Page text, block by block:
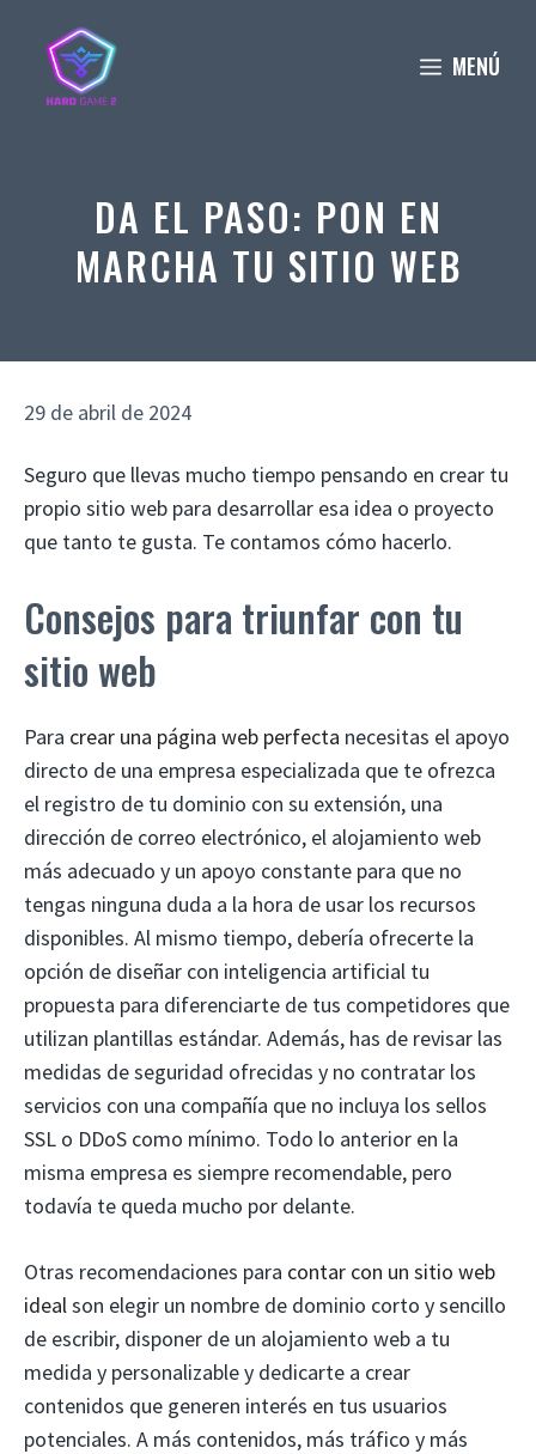
contenido
MENÚ
DA EL PASO: PON EN
MARCHA TU SITIO WEB
29 de abril de 2024
Seguro que llevas mucho tiempo pensando en crear tu
propio sitio web para desarrollar esa idea o proyecto
que tanto te gusta. Te contamos cómo hacerlo.
Consejos para triunfar con tu
sitio web
Para crear una página web perfecta necesitas el apoyo
directo de una empresa especializada que te ofrezca
el registro de tu dominio con su extensión, una
dirección de correo electrónico, el alojamiento web
más adecuado y un apoyo constante para que no
tengas ninguna duda a la hora de usar los recursos
disponibles. Al mismo tiempo, debería ofrecerte la
opción de diseñar con inteligencia artificial tu
propuesta para diferenciarte de tus competidores que
utilizan plantillas estándar. Además, has de revisar las
medidas de seguridad ofrecidas y no contratar los
servicios con una compañía que no incluya los sellos
SSL o DDoS como mínimo. Todo lo anterior en la
misma empresa es siempre recomendable, pero
todavía te queda mucho por delante.
Otras recomendaciones para contar con un sitio web
idealson elegir un nombre de dominio corto y sencillo
de escribir, disponer de un alojamiento web a tu
medida y personalizable y dedicarte a crear
contenidos que generen interés en tus usuarios
potenciales. A más contenidos, más tráfico y más